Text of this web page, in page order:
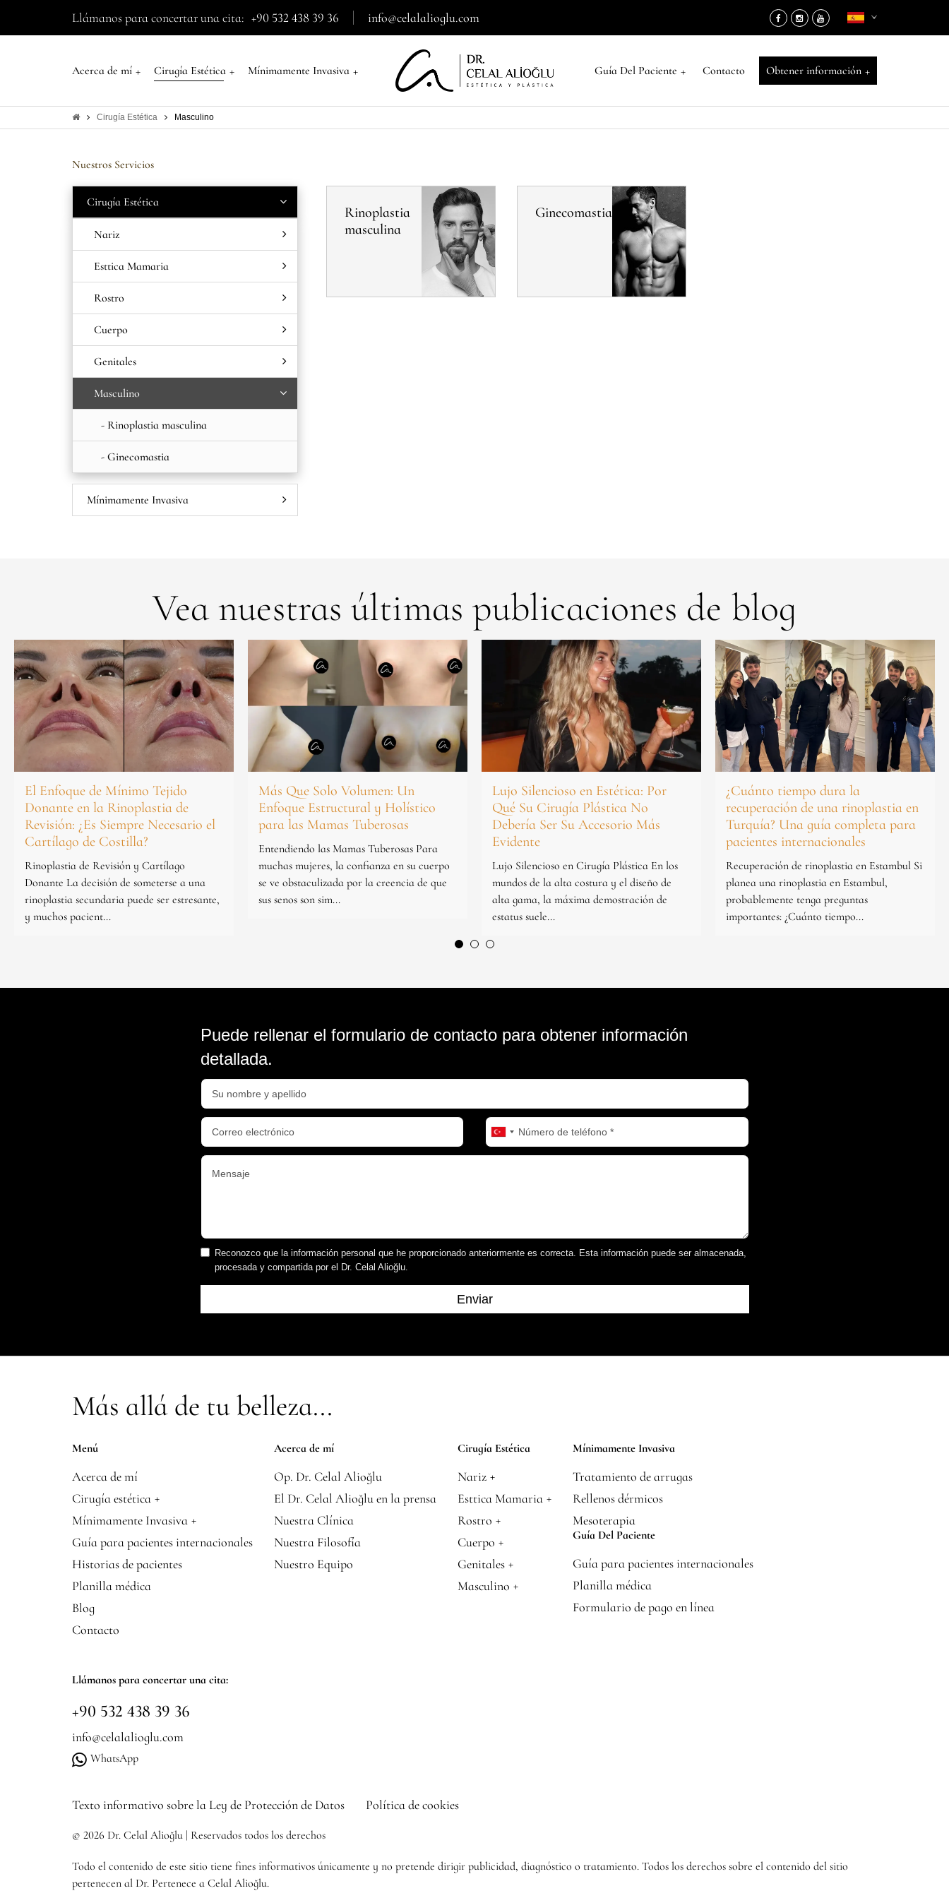
Llámanos para concertar una cita: +90 532 438 39 36 info@celalalioglu.com
Acerca de mí + Cirugía Estética + Mínimamente Invasiva + Guía Del Paciente + Contacto Obtener información +
Cirugía Estética Masculino
Nuestros Servicios
Cirugía Estética
Nariz
Esttica Mamaria
Rostro
Cuerpo
Genitales
Masculino
- Rinoplastia masculina
- Ginecomastia
Mínimamente Invasiva
Rinoplastia
masculina
Ginecomastia
Vea nuestras últimas publicaciones de blog
El Enfoque de Mínimo Tejido
Donante en la Rinoplastia de
Revisión: ¿Es Siempre Necesario el
Cartílago de Costilla?
Rinoplastia de Revisión y Cartílago
Donante La decisión de someterse a una
rinoplastia secundaria puede ser estresante,
y muchos pacient...
Más Que Solo Volumen: Un
Enfoque Estructural y Holístico
para las Mamas Tuberosas
Entendiendo las Mamas Tuberosas Para
muchas mujeres, la confianza en su cuerpo
se ve obstaculizada por la creencia de que
sus senos son sim...
Lujo Silencioso en Estética: Por
Qué Su Cirugía Plástica No
Debería Ser Su Accesorio Más
Evidente
Lujo Silencioso en Cirugía Plástica En los
mundos de la alta costura y el diseño de
alta gama, la máxima demostración de
estatus suele...
¿Cuánto tiempo dura la
recuperación de una rinoplastia en
Turquía? Una guía completa para
pacientes internacionales
Recuperación de rinoplastia en Estambul Si
planea una rinoplastia en Estambul,
probablemente tenga preguntas
importantes: ¿Cuánto tiempo...
Puede rellenar el formulario de contacto para obtener información
detallada.
Reconozco que la información personal que he proporcionado anteriormente es correcta. Esta información puede ser almacenada,
procesada y compartida por el Dr. Celal Alioğlu.
Más allá de tu belleza...
Menú
Acerca de mí
Cirugía estética +
Mínimamente Invasiva +
Guía para pacientes internacionales
Historias de pacientes
Planilla médica
Blog
Contacto
Acerca de mí
Op. Dr. Celal Alioğlu
El Dr. Celal Alioğlu en la prensa
Nuestra Clínica
Nuestra Filosofía
Nuestro Equipo
Cirugía Estética
Nariz +
Esttica Mamaria +
Rostro +
Cuerpo +
Genitales +
Masculino +
Mínimamente Invasiva
Tratamiento de arrugas
Rellenos dérmicos
Mesoterapia
Guía Del Paciente
Guía para pacientes internacionales
Planilla médica
Formulario de pago en línea
Llámanos para concertar una cita:
+90 532 438 39 36
info@celalalioglu.com
WhatsApp
Texto informativo sobre la Ley de Protección de Datos Política de cookies
© 2026 Dr. Celal Alioğlu | Reservados todos los derechos
Todo el contenido de este sitio tiene fines informativos únicamente y no pretende dirigir publicidad, diagnóstico o tratamiento. Todos los derechos sobre el contenido del sitio
pertenecen al Dr. Pertenece a Celal Alioğlu.